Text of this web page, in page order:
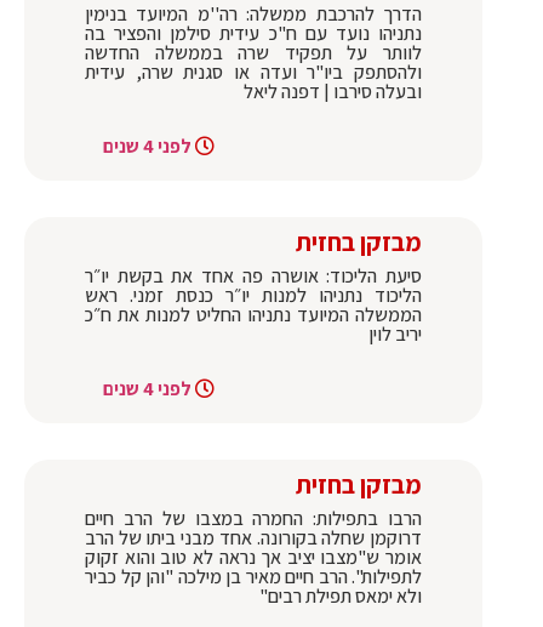
הדרך להרכבת ממשלה: רה''מ המיועד בנימין
נתניהו נועד עם ח"כ עידית סילמן והפציר בה
לוותר על תפקיד שרה בממשלה החדשה
ולהסתפק ביו"ר ועדה או סגנית שרה, עידית
ובעלה סירבו | דפנה ליאל
לפני 4 שנים
מבזקן בחזית
סיעת הליכוד: אושרה פה אחד את בקשת יו״ר
הליכוד נתניהו למנות יו״ר כנסת זמני. ראש
הממשלה המיועד נתניהו החליט למנות את ח״כ
יריב לוין
לפני 4 שנים
מבזקן בחזית
הרבו בתפילות: החמרה במצבו של הרב חיים
דרוקמן שחלה בקורונה. אחד מבני ביתו של הרב
אומר ש"מצבו יציב אך נראה לא טוב והוא זקוק
לתפילות". הרב חיים מאיר בן מילכה "והן קל כביר
ולא ימאס תפילת רבים"